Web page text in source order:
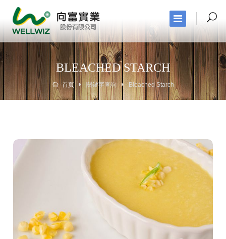
BLEACHED STARCH
首頁 關鍵字查詢 Bleached Starch